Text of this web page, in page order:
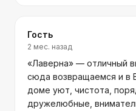
Гость
2 мес. назад
«Лаверна» — отличный
сюда возвращаемся и в
доме уют, чистота,
дружелюбные,